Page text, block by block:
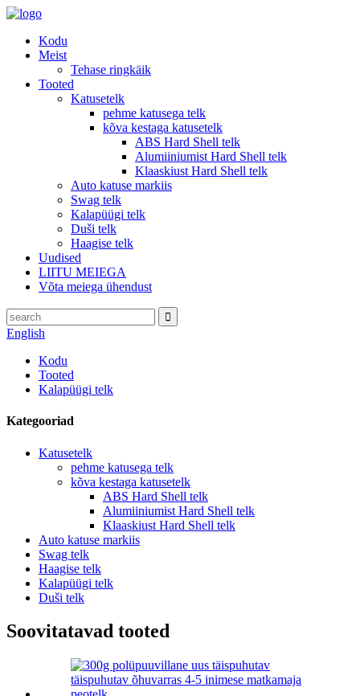
Kodu
Meist
Tehase ringkäik
Tooted
Katusetelk
pehme katusega telk
kõva kestaga katusetelk
ABS Hard Shell telk
Alumiiniumist Hard Shell telk
Klaaskiust Hard Shell telk
Auto katuse markiis
Swag telk
Kalapüügi telk
Duši telk
Haagise telk
Uudised
LIITU MEIEGA
Võta meiega ühendust
English
Kodu
Tooted
Kalapüügi telk
Kategooriad
Katusetelk
pehme katusega telk
kõva kestaga katusetelk
ABS Hard Shell telk
Alumiiniumist Hard Shell telk
Klaaskiust Hard Shell telk
Auto katuse markiis
Swag telk
Haagise telk
Kalapüügi telk
Duši telk
Soovitatavad tooted